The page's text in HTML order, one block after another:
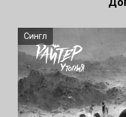
Сингл